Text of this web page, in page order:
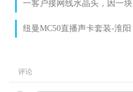
一客户接网线水晶头，因一块
纽曼MC50直播声卡套装-淮阳
评论